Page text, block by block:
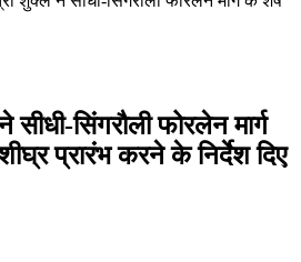
सिंगरौली फोरलेन मार्ग
प्रारंभ करने के निर्देश दिए